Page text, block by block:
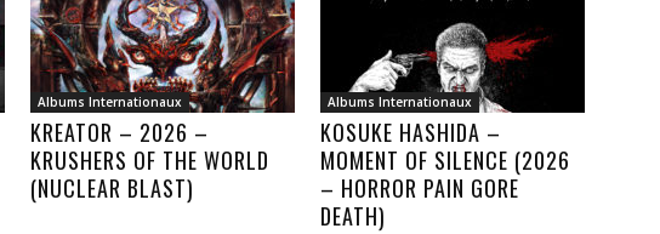
Albums Internationaux
KREATOR – 2026 –
KRUSHERS OF THE WORLD
(NUCLEAR BLAST)
Albums Internationaux
KOSUKE HASHIDA –
MOMENT OF SILENCE (2026
– HORROR PAIN GORE
DEATH)